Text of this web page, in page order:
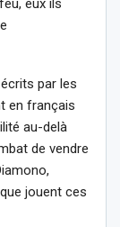
eux ils
par les
en français
au-delà
de vendre
jouent ces